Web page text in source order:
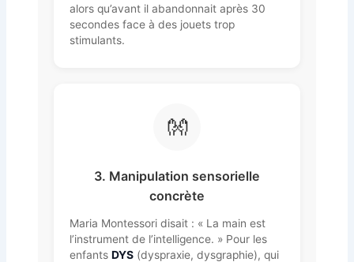
alors qu’avant il abandonnait après 30
secondes face à des jouets trop
stimulants.
👐
3. Manipulation sensorielle
concrète
Maria Montessori disait : « La main est
l’instrument de l’intelligence. » Pour les
enfants DYS(dyspraxie, dysgraphie), qui